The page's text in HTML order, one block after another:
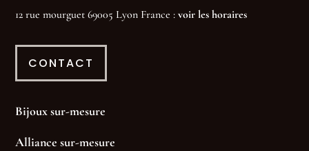
12 rue mourguet 69005 Lyon France :voir les horaires
CONTACT
Bijoux sur-mesure
Alliance sur-mesure